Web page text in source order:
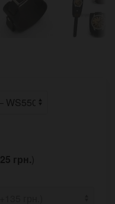
25 грн.)